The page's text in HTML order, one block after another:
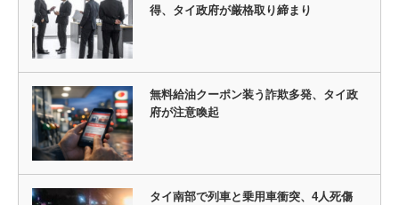
得、タイ政府が厳格取り締まり
無料給油クーポン装う詐欺多発、タイ政
府が注意喚起
タイ南部で列車と乗用車衝突、4人死傷